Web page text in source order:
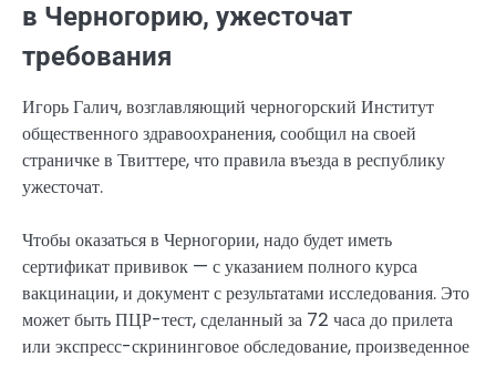
в Черногорию, ужесточат
требования
Игорь Галич, возглавляющий черногорский Институт
общественного здравоохранения, сообщил на своей
страничке в Твиттере, что правила въезда в республику
ужесточат.
Чтобы оказаться в Черногории, надо будет иметь
сертификат прививок — с указанием полного курса
вакцинации, и документ с результатами исследования. Это
может быть ПЦР-тест, сделанный за 72 часа до прилета
или экспресс-скрининговое обследование, произведенное